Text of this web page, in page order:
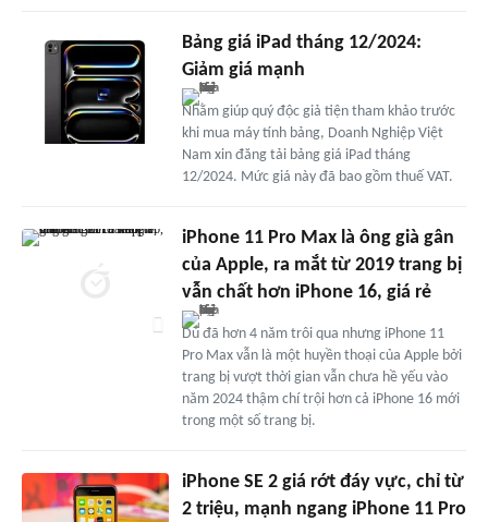
Bảng giá iPad tháng 12/2024:
Giảm giá mạnh
Nhằm giúp quý độc giả tiện tham khảo trước
khi mua máy tính bảng, Doanh Nghiệp Việt
Nam xin đăng tải bảng giá iPad tháng
12/2024. Mức giá này đã bao gồm thuế VAT.
iPhone 11 Pro Max là ông già gân
của Apple, ra mắt từ 2019 trang bị
vẫn chất hơn iPhone 16, giá rẻ
Dù đã hơn 4 năm trôi qua nhưng iPhone 11
Pro Max vẫn là một huyền thoại của Apple bởi
trang bị vượt thời gian vẫn chưa hề yếu vào
năm 2024 thậm chí trội hơn cả iPhone 16 mới
trong một số trang bị.
iPhone SE 2 giá rớt đáy vực, chỉ từ
2 triệu, mạnh ngang iPhone 11 Pro